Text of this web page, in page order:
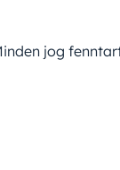
jog